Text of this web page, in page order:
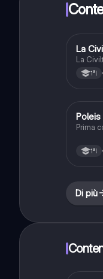
Storia
La
La
1ªl
Storia
Poleis
Prima
1ªl
Di più